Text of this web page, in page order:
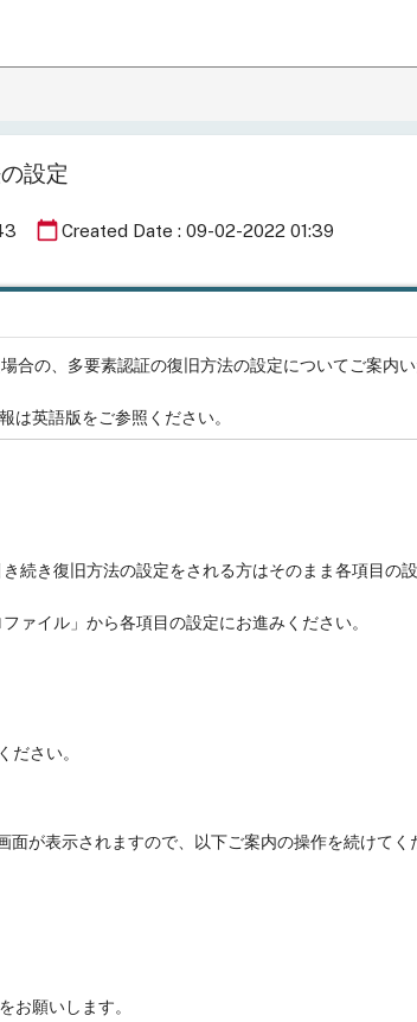
設定
calendar_todayCreated Date : 09-02-2022 01:39
の、多要素認証の復旧方法の設定についてご案内い
は英語版をご参照ください。
続き復旧方法の設定をされる方はそのまま各項目の
ァイル」から各項目の設定にお進みください。
ださい。
が表示されますので、以下ご案内の操作を続けてく